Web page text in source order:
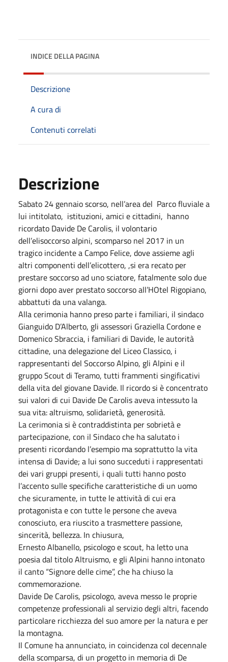
INDICE DELLA PAGINA
Descrizione
A cura di
Contenuti correlati
Descrizione
Sabato 24 gennaio scorso, nell’area del Parco fluviale a
lui intitolato, istituzioni, amici e cittadini, hanno
ricordato Davide De Carolis, il volontario
dell’elisoccorso alpini, scomparso nel 2017 in un
tragico incidente a Campo Felice, dove assieme agli
altri componenti dell’elicottero, ,si era recato per
prestare soccorso ad uno sciatore, fatalmente solo due
giorni dopo aver prestato soccorso all’HOtel Rigopiano,
abbattuti da una valanga.
Alla cerimonia hanno preso parte i familiari, il sindaco
Gianguido D’Alberto, gli assessori Graziella Cordone e
Domenico Sbraccia, i familiari di Davide, le autorità
cittadine, una delegazione del Liceo Classico, i
rappresentanti del Soccorso Alpino, gli Alpini e il
gruppo Scout di Teramo, tutti frammenti singificativi
della vita del giovane Davide. Il ricordo si è concentrato
sui valori di cui Davide De Carolis aveva intessuto la
sua vita: altruismo, solidarietà, generosità.
La cerimonia si è contraddistinta per sobrietà e
partecipazione, con il Sindaco che ha salutato i
presenti ricordando l’esempio ma soprattutto la vita
intensa di Davide; a lui sono succeduti i rappresentati
dei vari gruppi presenti, i quali tutti hanno posto
l’accento sulle specifiche caratteristiche di un uomo
che sicuramente, in tutte le attività di cui era
protagonista e con tutte le persone che aveva
conosciuto, era riuscito a trasmettere passione,
sincerità, bellezza. In chiusura,
Ernesto Albanello, psicologo e scout, ha letto una
poesia dal titolo Altruismo, e gli Alpini hanno intonato
il canto “Signore delle cime”, che ha chiuso la
commemorazione.
Davide De Carolis, psicologo, aveva messo le proprie
competenze professionali al servizio degli altri, facendo
particolare ricchiezza del suo amore per la natura e per
la montagna.
Il Comune ha annunciato, in coincidenza col decennale
della scomparsa, di un progetto in memoria di De